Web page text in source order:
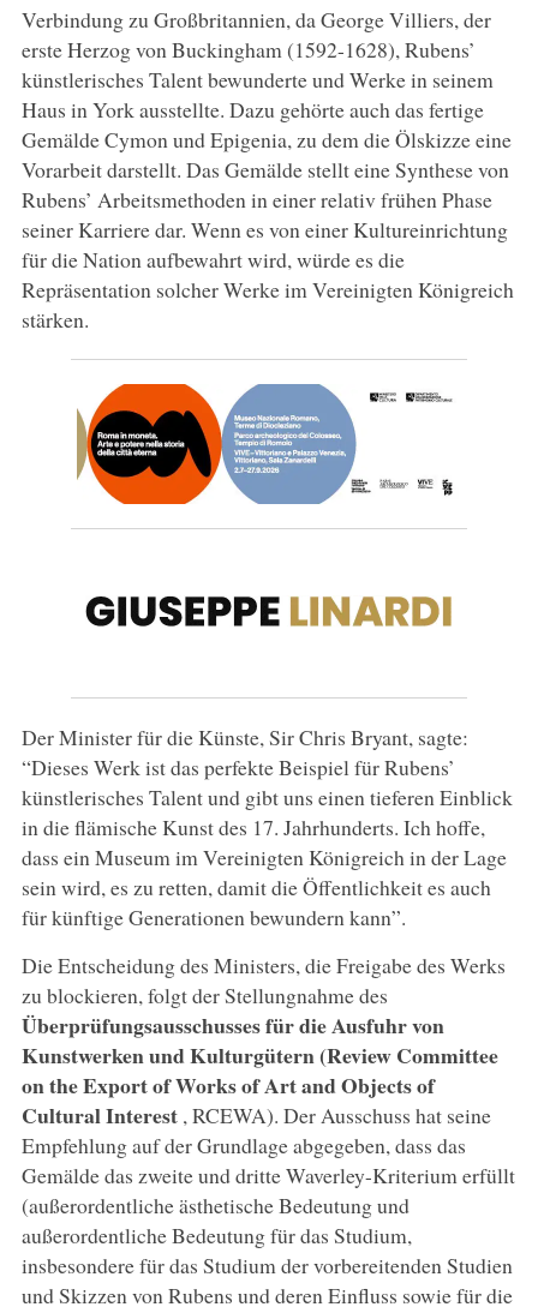
Verbindung zu Großbritannien, da George Villiers, der
erste Herzog von Buckingham (1592-1628), Rubens’
künstlerisches Talent bewunderte und Werke in seinem
Haus in York ausstellte. Dazu gehörte auch das fertige
Gemälde Cymon und Epigenia, zu dem die Ölskizze eine
Vorarbeit darstellt. Das Gemälde stellt eine Synthese von
Rubens’ Arbeitsmethoden in einer relativ frühen Phase
seiner Karriere dar. Wenn es von einer Kultureinrichtung
für die Nation aufbewahrt wird, würde es die
Repräsentation solcher Werke im Vereinigten Königreich
stärken.
Der Minister für die Künste, Sir Chris Bryant, sagte:
“Dieses Werk ist das perfekte Beispiel für Rubens’
künstlerisches Talent und gibt uns einen tieferen Einblick
in die flämische Kunst des 17. Jahrhunderts. Ich hoffe,
dass ein Museum im Vereinigten Königreich in der Lage
sein wird, es zu retten, damit die Öffentlichkeit es auch
für künftige Generationen bewundern kann”.
Die Entscheidung des Ministers, die Freigabe des Werks
zu blockieren, folgt der Stellungnahme des
Überprüfungsausschusses für die Ausfuhr von
Kunstwerken und Kulturgütern (Review Committee
on the Export of Works of Art and Objects of
Cultural Interest , RCEWA). Der Ausschuss hat seine
Empfehlung auf der Grundlage abgegeben, dass das
Gemälde das zweite und dritte Waverley-Kriterium erfüllt
(außerordentliche ästhetische Bedeutung und
außerordentliche Bedeutung für das Studium,
insbesondere für das Studium der vorbereitenden Studien
und Skizzen von Rubens und deren Einfluss sowie für die